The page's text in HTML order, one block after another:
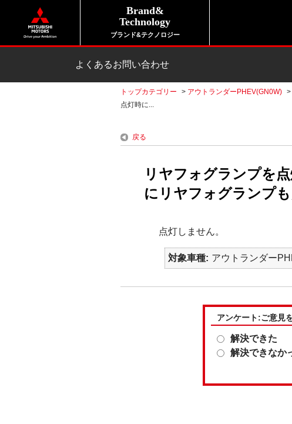
Brand&
Technology
ブランド&テクノロジー
よくあるお問い合わせ
トップカテゴリー > アウトランダーPHEV(GN0W) >
点灯時に...
戻る
リヤフォグランプを
にリヤフォグランプ
点灯しません。
対象車種 アウトランダー
アンケート:ご意見
解決できた
解決できなか